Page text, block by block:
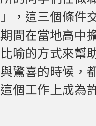
，這三個條
間在當地高
喻的方式來
驚喜的時候
個工作上成為